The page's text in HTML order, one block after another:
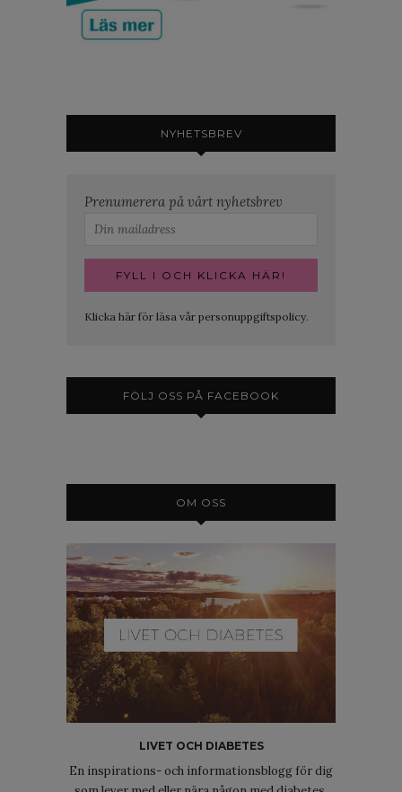
NYHETSBREV
Prenumerera på vårt nyhetsbrev
Klicka här för läsa vår personuppgiftspolicy.
FÖLJ OSS PÅ FACEBOOK
OM OSS
LIVET OCH DIABETES
En inspirations- och informationsblogg för dig